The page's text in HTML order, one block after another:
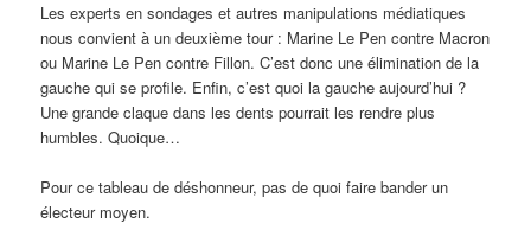
Les experts en sondages et autres manipulations médiatiques
nous convient à un deuxième tour : Marine Le Pen contre Macron
ou Marine Le Pen contre Fillon. C’est donc une élimination de la
gauche qui se profile. Enfin, c’est quoi la gauche aujourd’hui ?
Une grande claque dans les dents pourrait les rendre plus
humbles. Quoique…
Pour ce tableau de déshonneur, pas de quoi faire bander un
électeur moyen.